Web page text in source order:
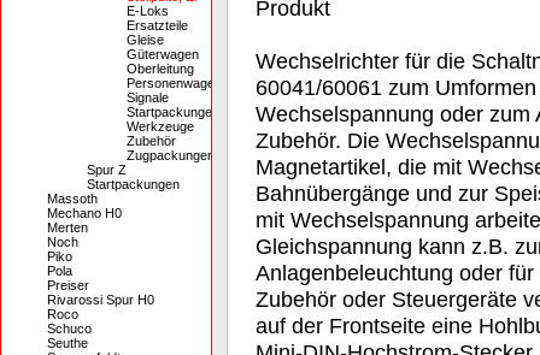
E-Loks
Ersatzteile
Gleise
Güterwagen
Oberleitung
Personenwagen
Signale
Startpackungen
Werkzeuge
Zubehör
Zugpackungen
Spur Z
Startpackungen
Massoth
Mechano H0
Merten
Noch
Piko
Pola
Preiser
Rivarossi Spur H0
Roco
Schuco
Seuthe
Produkt
Wechselrichter für die
60041/60061 zum
Wechselspannung oder
Zubehör. Die
Magnetartikel, die mit
Bahnübergänge und zur
mit Wechselspannung
Gleichspannung kann z.B.
Anlagenbeleuchtung oder
Zubehör oder Steuergeräte
auf der Frontseite eine